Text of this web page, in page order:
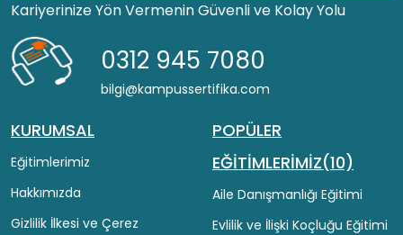
Kariyerinize Yön Vermenin Güvenli ve Kolay Yolu
0312 945 7080
bilgi@kampussertifika.com
KURUMSAL
Eğitimlerimiz
Hakkımızda
Gizlilik İlkesi ve Çerez
POPÜLER
EĞİTİMLERİMİZ(10)
Aile Danışmanlığı Eğitimi
Evlilik ve İlişki Koçluğu Eğitimi